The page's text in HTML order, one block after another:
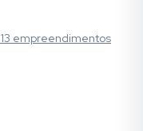
13 empreendimentos